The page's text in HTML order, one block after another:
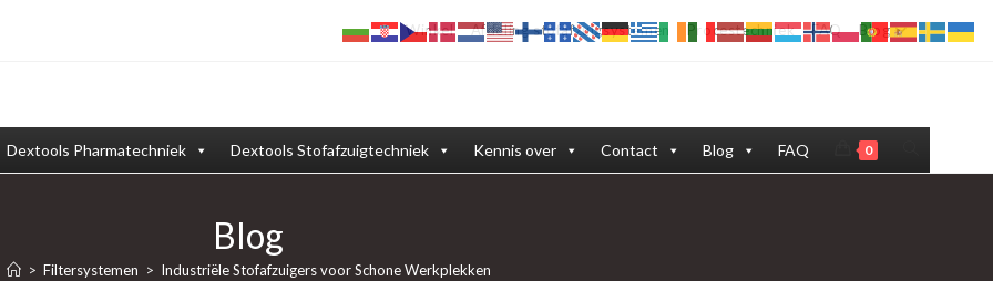
Winkel Afdeling stofafzuigsystemen Procestechniek FAQ Blog
Dextools Pharmatechniek Dextools Stofafzuigtechniek Kennis over Contact Blog FAQ 0
Blog
> Filtersystemen > Industriële Stofafzuigers voor Schone Werkplekken